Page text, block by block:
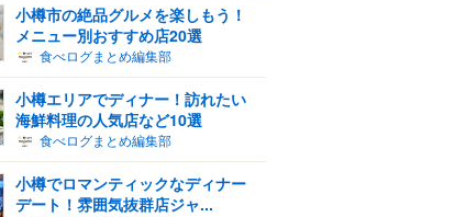
小樽市の絶品グルメを楽しもう！
メニュー別おすすめ店20選
食べログまとめ編集部
小樽エリアでディナー！訪れたい
海鮮料理の人気店など10選
食べログまとめ編集部
小樽でロマンティックなディナー
デート！雰囲気抜群店ジャ...